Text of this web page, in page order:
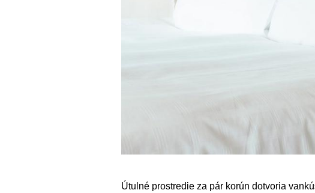
Útulné prostredie za pár korún dotvoria